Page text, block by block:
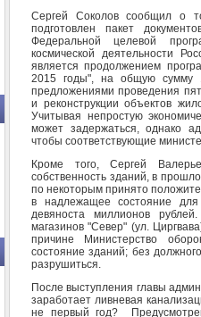
Сергей Соколов сообщил о
подготовлен пакет
Федеральной целевой
космической деятельности
является продолжением
2015 годы", на общую сумму
предложениями проведения
и реконструкции объектов
Учитывая непростую
может задержаться, однако
чтобы соответствующие
Кроме того, Сергей
собственность зданий, в
по некоторым принято
в надлежащее состояние для
девяноста миллионов
магазинов "Север" (ул.
причине Министерство
состояние зданий; без
разрушиться.
После выступления главы
заработает ливневая
не первый год?